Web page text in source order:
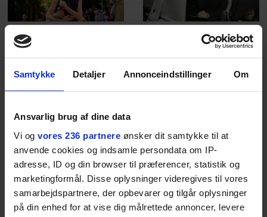
Samtykke Detaljer Annonceindstillinger Om
Ansvarlig brug af dine data
Vi og vores 236 partnere ønsker dit samtykke til at
anvende cookies og indsamle persondata om IP-
adresse, ID og din browser til præferencer, statistik og
marketingformål. Disse oplysninger videregives til vores
samarbejdspartnere, der opbevarer og tilgår oplysninger
på din enhed for at vise dig målrettede annoncer, levere
LIVSSTIL
Dua Lipa har
opdatereret sin guide til
København. Og den er –
ikke overraskende –
ganske forudsigelig
Skriv dig op til
Euromans nyhedsbrev
Jeg er udpræget
midterbarn. Når min far